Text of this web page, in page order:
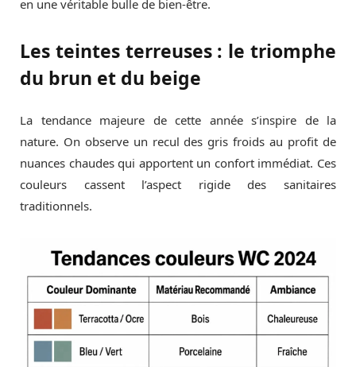
en une véritable bulle de bien-être.
Les teintes terreuses : le triomphe
du brun et du beige
La tendance majeure de cette année s’inspire de la
nature. On observe un recul des gris froids au profit de
nuances chaudes qui apportent un confort immédiat. Ces
couleurs cassent l’aspect rigide des sanitaires
traditionnels.